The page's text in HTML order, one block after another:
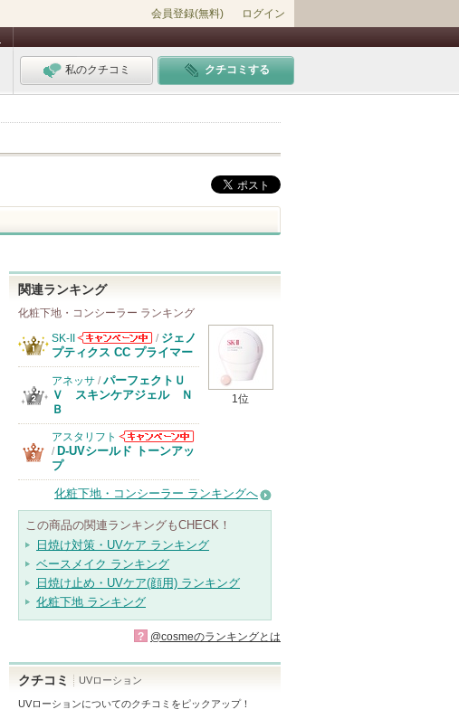
会員登録(無料) ログイン
私のクチコミ クチコミする
関連ランキング
化粧下地・コンシーラー ランキング
1位
SK-II
SK-IIからのお
知らせがありま
す
/ ジェノ
プティクス CC プライマー
アネッサ / パーフェクトＵ
Ｖ スキンケアジェル Ｎ
Ｂ
アスタリフト
アスタリフトか
/ D-UVシールド トーンアッ
プ
化粧下地・コンシーラー ランキングへ
この商品の関連ランキングもCHECK！
日焼け対策・UVケア ランキング
ベースメイク ランキング
日焼け止め・UVケア(顔用) ランキング
化粧下地 ランキング
? @cosmeのランキングとは
クチコミ UVローション
UVローションについてのクチコミをピックアップ！